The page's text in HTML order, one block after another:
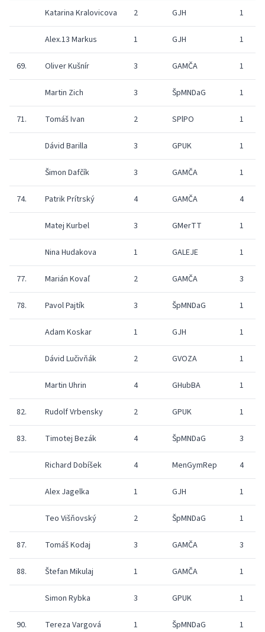
Katarina Kralovicova 2 GJH 1
Alex.13 Markus 1 GJH 1
69. Oliver Kušnír 3 GAMČA 1
Martin Zich 3 ŠpMNDaG 1
71. Tomáš Ivan 2 SPlPO 1
Dávid Barilla 3 GPUK 1
Šimon Dafčík 3 GAMČA 1
74. Patrik Prítrský 4 GAMČA 4
Matej Kurbel 3 GMerTT 1
Nina Hudakova 1 GALEJE 1
77. Marián Kovaľ 2 GAMČA 3
78. Pavol Pajtík 3 ŠpMNDaG 1
Adam Koskar 1 GJH 1
Dávid Lučivňák 2 GVOZA 1
Martin Uhrin 4 GHubBA 1
82. Rudolf Vrbensky 2 GPUK 1
83. Timotej Bezák 4 ŠpMNDaG 3
Richard Dobíšek 4 MenGymRep 4
Alex Jagelka 1 GJH 1
Teo Višňovský 2 ŠpMNDaG 1
87. Tomáš Kodaj 3 GAMČA 3
88. Štefan Mikulaj 1 GAMČA 1
Simon Rybka 3 GPUK 1
90. Tereza Vargová 1 ŠpMNDaG 1